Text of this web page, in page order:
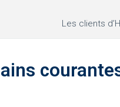
Les clients